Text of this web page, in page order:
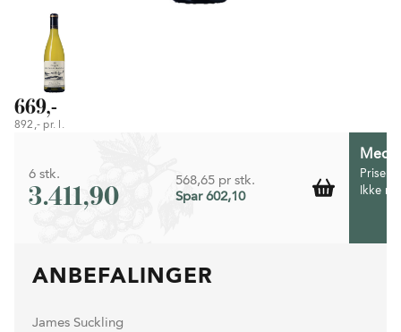
669,-
892,- pr. l.
6 stk.
3.411,90
568,65 pr stk.
Spar 602,10
Prisen
Ikke
ANBEFALINGER
James Suckling